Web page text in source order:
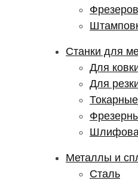
Станки для
Для
Для
Токарные
Металлы и
Сталь